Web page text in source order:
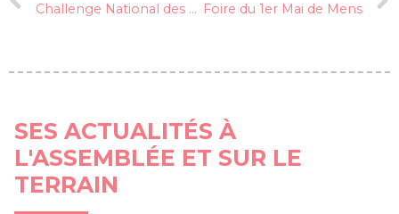
Challenge National des Moniteurs de l’ESF Foire du 1er Mai de Mens
SES ACTUALITÉS À
L'ASSEMBLÉE ET SUR LE
TERRAIN